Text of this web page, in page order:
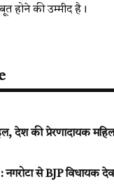
होने की उम्मीद है।
देश की प्रेरणादायक
से BJP विधायक